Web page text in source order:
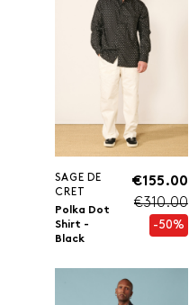
SAGE DE
CRET
Polka Dot
Shirt -
Black
€155.00
€310.00
-50%